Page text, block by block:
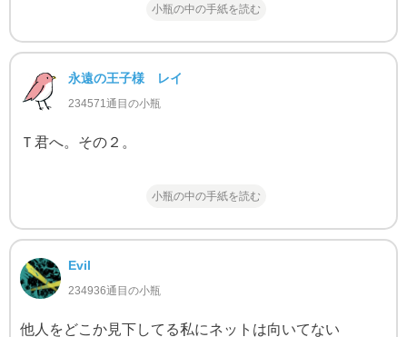
小瓶の中の手紙を読む
永遠の王子様 レイ
234571通目の小瓶
Ｔ君へ。その２。
小瓶の中の手紙を読む
Evil
234936通目の小瓶
他人をどこか見下してる私にネットは向いてない